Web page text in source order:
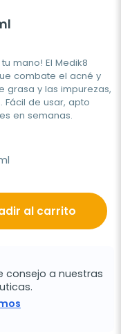
mano! El Medik8
combate el acné y
grasa y las impurezas,
de usar, apto
en semanas.
al carrito
consejo a nuestras